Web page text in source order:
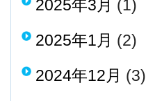
2025年3月 (1)
2025年1月 (2)
2024年12月 (3)